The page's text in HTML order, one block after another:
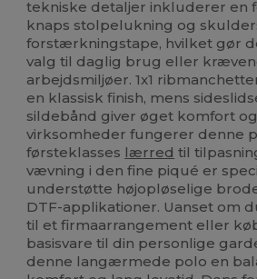
tekniske detaljer inkluderer en
knaps stolpelukning og
forstærkningstape, hvilket gør
valg til daglig brug eller
arbejdsmiljøer. 1x1
en klassisk finish, mens
sildebånd giver øget komfort
virksomheder fungerer denne
førsteklasses lærred til
vævning i den fine piqué er
understøtte højopløselige
DTF-applikationer. Uanset om
til et firmaarrangement eller
basisvare til din personlige
denne langærmede polo en